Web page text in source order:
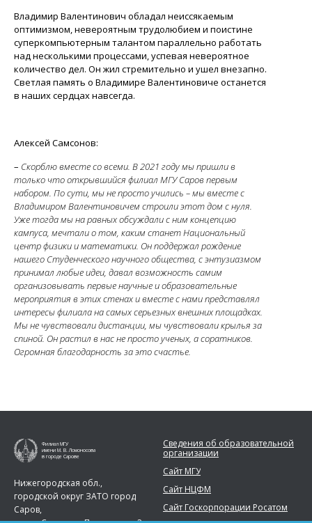
Владимир Валентинович обладал неиссякаемым
оптимизмом, невероятным трудолюбием и поистине
суперкомпьютерным талантом параллельно работать
над несколькими процессами, успевая невероятное
количество дел. Он жил стремительно и ушел внезапно.
Светлая память о Владимире Валентиновиче останется
в наших сердцах навсегда.
Алексей Самсонов:
– Скорблю вместе со всеми. В 2021 году мы пришли в
только что открывшийся филиал МГУ Саров первым
набором. По сути, мы не просто учились – мы вместе с
Владимиром Валентиновичем строили этот дом с нуля.
Уже тогда мы на равных обсуждали с ним концепцию
кампуса, мечтали о том, каким станет Национальный
центр физики и математики. Он поддержал рождение
нашего Студенческого научного общества, с энтузиазмом
принимал любые идеи, давал возможность самим
организовывать первые научные и образовательные
мероприятия в этих стенах и вместе с нами представлял
интересы филиала на самых серьезных внешних площадках.
Мы не чувствовали дистанции, мы чувствовали крылья за
спиной. Он растил в нас не просто ученых, а соратников.
Огромная благодарность за это счастье.
Филиал МГУ
имени М. В. Ломоносова
в городе Сарове
Нижегородская обл.,
городской округ ЗАТО город
Саров,
Сведения об образовательной
организации
Сайт МГУ
Сайт НЦФМ
Сайт Госкорпорации Росатом